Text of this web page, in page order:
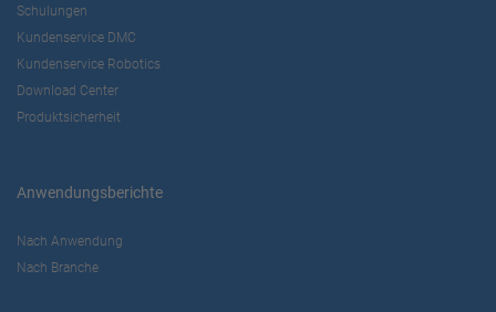
Schulungen
Kundenservice DMC
Kundenservice Robotics
Download Center
Produktsicherheit
Anwendungsberichte
Nach Anwendung
Nach Branche